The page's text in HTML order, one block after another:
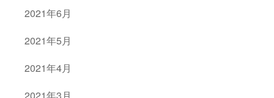
2021年6月
2021年5月
2021年4月